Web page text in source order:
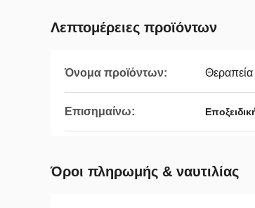
Λεπτομέρειες προϊόντων
Όνομα προϊόντων: Θεραπεία
Επισημαίνω:
Όροι πληρωμής & ναυτιλίας